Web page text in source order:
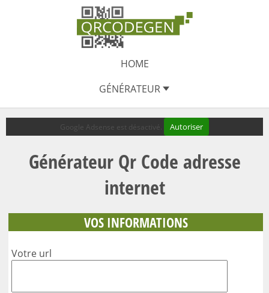
HOME
GÉNÉRATEUR
Google Adsense est désactivé. Autoriser
Générateur Qr Code adresse
internet
VOS INFORMATIONS
Votre url
Panneau de gestion des cookies